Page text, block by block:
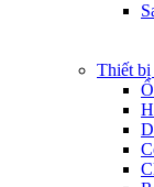
Thiết bị